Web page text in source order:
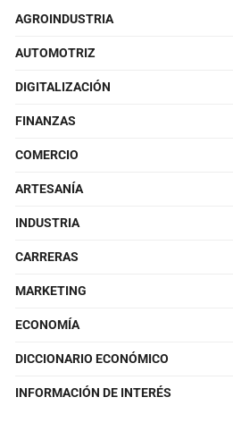
AGROINDUSTRIA
AUTOMOTRIZ
DIGITALIZACIÓN
FINANZAS
COMERCIO
ARTESANÍA
INDUSTRIA
CARRERAS
MARKETING
ECONOMÍA
DICCIONARIO ECONÓMICO
INFORMACIÓN DE INTERÉS